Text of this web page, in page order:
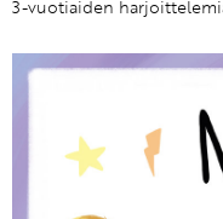
3-vuotiaiden